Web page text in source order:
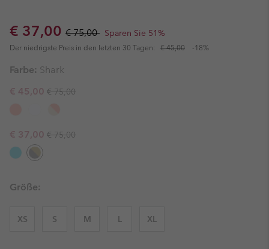
Sale price:
€ 37,00 Regular price:
€ 75,00 Sparen Sie 51%
Der niedrigste Preis in den letzten 30 Tagen: € 45,00 -18%
Farbe: Shark
Sale price:
€ 45,00 Regular price:
€ 75,00
Sale price:
€ 37,00 Regular price:
€ 75,00
Größe:
XS S M L XL